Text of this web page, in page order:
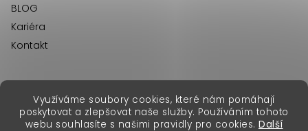
Využíváme soubory cookies, které nám pomáhají
poskytovat a zlepšovat naše služby. Používáním tohoto
webu souhlasíte s našimi pravidly pro cookies. Další
BLOG
Kariéra
Kontakt
Copyright 2026Erika Fashion. Všechna práva vyhrazena.
erikafashion.sk